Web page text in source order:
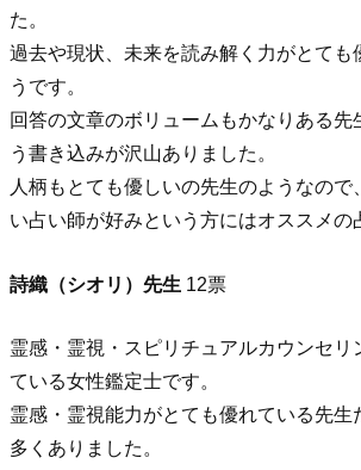
た。
過去や現状、未来を読み解く力がとても
うです。
回答の文章のボリュームもかなりある先
う書き込みが沢山ありました。
人柄もとても優しいの先生のようなので
い占い師が好みという方にはオススメの
詩織（シオリ）先生 12票
霊感・霊視・スピリチュアルカウンセリ
ている女性鑑定士です。
霊感・霊視能力がとても優れている先生
多くありました。